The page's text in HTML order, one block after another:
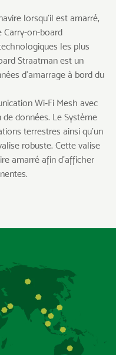
lorsqu’il est amarré,
Carry-on-board
les plus
Straatman est un
d’amarrage à bord du
Wi‑Fi Mesh avec
données. Le Système
terrestres ainsi qu’un
robuste. Cette valise
amarré afin d’afficher